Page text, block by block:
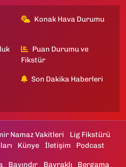
Konak Hava Durumu
Puan Durumu ve
Fikstür
Son Dakika Haberleri
Namaz Vakitleri
Lig Fikstürü
Künye İletişim Podcast
Bayındır Bayraklı Bergama